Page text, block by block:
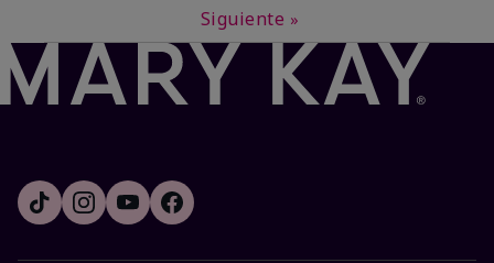
Siguiente »